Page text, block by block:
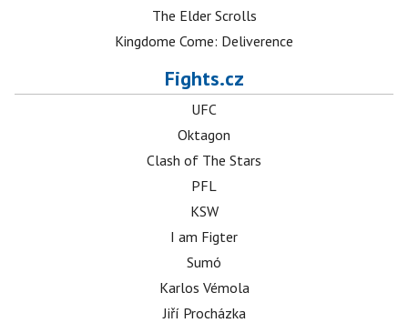
The Elder Scrolls
Kingdome Come: Deliverence
Fights.cz
UFC
Oktagon
Clash of The Stars
PFL
KSW
I am Figter
Sumó
Karlos Vémola
Jiří Procházka